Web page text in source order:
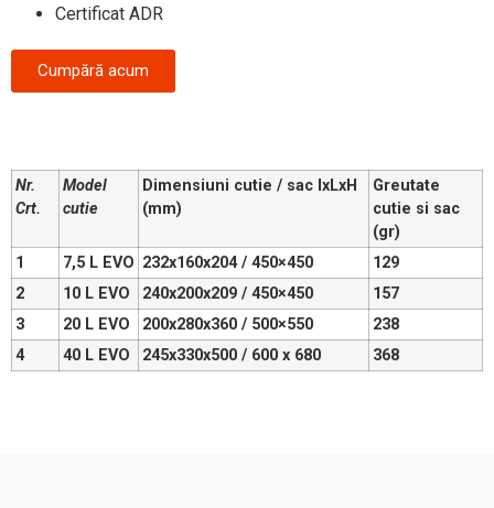
Certificat ADR
Cumpără acum
Nr.
Crt.
Model
cutie
Dimensiuni cutie / sac lxLxH
(mm)
Greutate
cutie si sac
(gr)
1
7,5 L EVO 232x160x204 / 450×450
129
2
10 L EVO 240x200x209 / 450×450
157
3
20 L EVO 200x280x360 / 500×550
238
4
40 L EVO 245x330x500 / 600 x 680 368